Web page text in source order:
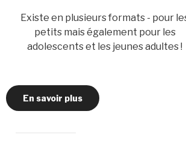
Existe en plusieurs formats - pour
petits mais également pour les
adolescents et les jeunes adultes !
En savoir plus